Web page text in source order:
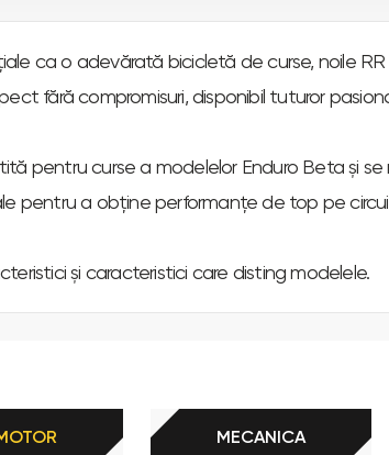
ca o adevărată bicicletă de curse, noile
fără compromisuri, disponibil tuturor
pentru curse a modelelor Enduro Beta și
pentru a obține performanțe de top pe
și caracteristici care disting modelele.
MECANICA